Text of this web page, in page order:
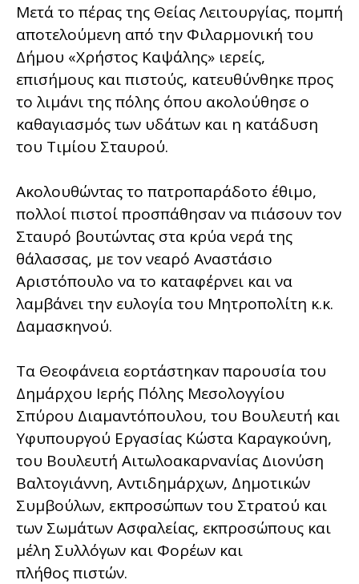
Μετά το πέρας της Θείας Λειτουργίας, πομπή
αποτελούμενη από την Φιλαρμονική του
Δήμου «Χρήστος Καψάλης» ιερείς,
επισήμους και πιστούς, κατευθύνθηκε προς
το λιμάνι της πόλης όπου ακολούθησε ο
καθαγιασμός των υδάτων και η κατάδυση
του Τιμίου Σταυρού.
Ακολουθώντας το πατροπαράδοτο έθιμο,
πολλοί πιστοί προσπάθησαν να πιάσουν τον
Σταυρό βουτώντας στα κρύα νερά της
θάλασσας, με τον νεαρό Αναστάσιο
Αριστόπουλο να το καταφέρνει και να
λαμβάνει την ευλογία του Μητροπολίτη κ.κ.
Δαμασκηνού.
Τα Θεοφάνεια εορτάστηκαν παρουσία του
Δημάρχου Ιερής Πόλης Μεσολογγίου
Σπύρου Διαμαντόπουλου, του Βουλευτή και
Υφυπουργού Εργασίας Κώστα Καραγκούνη,
του Βουλευτή Αιτωλοακαρνανίας Διονύση
Βαλτογιάννη, Αντιδημάρχων, Δημοτικών
Συμβούλων, εκπροσώπων του Στρατού και
των Σωμάτων Ασφαλείας, εκπροσώπους και
μέλη Συλλόγων και Φορέων και
πλήθος πιστών.